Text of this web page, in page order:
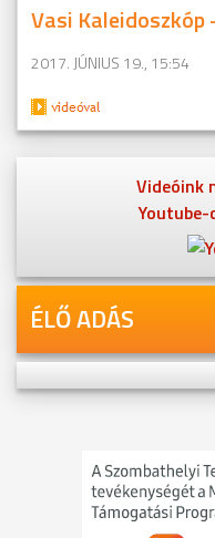
Vasi Kaleidoszkóp
2017. JÚNIUS 19., 15:54
Videóink
ÉLŐ ADÁS